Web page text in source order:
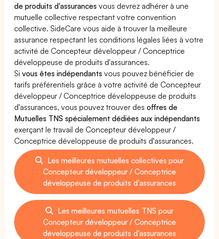
de produits d'assurances vous devrez adhérer à une
mutuelle collective respectant votre convention
collective. SideCare vous aide à trouver la meilleure
assurance respectant les conditions légales liées à votre
activité de Concepteur développeur / Conceptrice
développeuse de produits d'assurances.
Sivous êtes indépendants vous pouvez bénéficier de
tarifs préférentiels grâce à votre activité de Concepteur
développeur / Conceptrice développeuse de produits
d'assurances, vous pouvez trouver desoffres de
Mutuelles TNS spécialement dédiées aux indépendants
exerçant le travail de Concepteur développeur /
Conceptrice développeuse de produits d'assurances.
Les meilleures mutuelles collectives pour
Concepteur développeur / Conceptrice
développeuse de produits d'assurances
Les meilleures mutuelles TNS pour
Concepteur développeur / Conceptrice
développeuse de produits d'assurances